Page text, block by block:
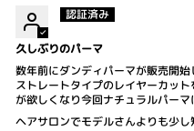
久しぶりのパーマ
数年前にダンディパーマが販売開始
ストレートタイプのレイヤーカッ
が欲しくなり今回ナチュラルパーマ
ヘアサロンでモデルさんよりも少し